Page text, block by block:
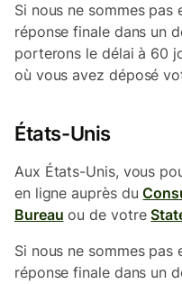
Si nous ne sommes pas
réponse finale dans un
porterons le délai à 60
où vous avez déposé
États-Unis
Aux États-Unis, vous
en ligne auprès du
Bureau ou de votre
Si nous ne sommes pas
réponse finale dans un